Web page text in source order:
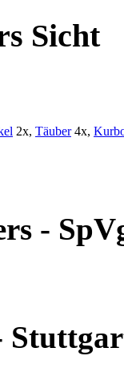
Sicht
2x, Täuber4x,
-